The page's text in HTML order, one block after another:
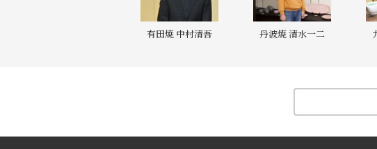
有田焼 中村清吾 丹波焼 清水一二